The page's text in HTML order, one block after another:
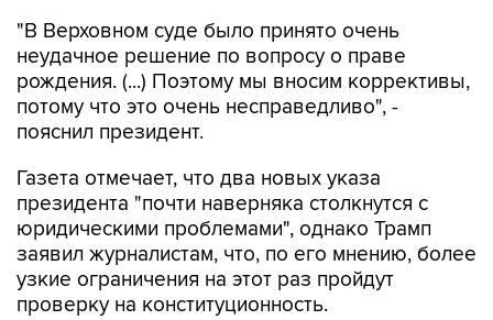
"В Верховном суде было принято очень
неудачное решение по вопросу о праве
рождения. (...) Поэтому мы вносим коррективы,
потому что это очень несправедливо", -
пояснил президент.
Газета отмечает, что два новых указа
президента "почти наверняка столкнутся с
юридическими проблемами", однако Трамп
заявил журналистам, что, по его мнению, более
узкие ограничения на этот раз пройдут
проверку на конституционность.